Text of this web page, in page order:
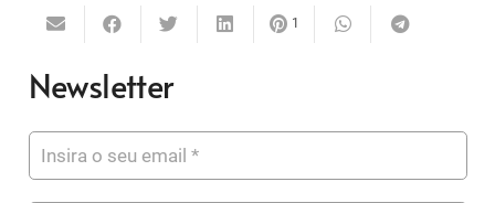
1
Newsletter